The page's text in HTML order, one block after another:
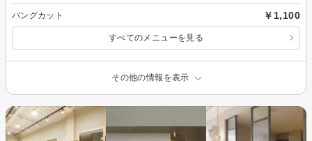
バングカット ￥1,100
すべてのメニューを見る
その他の情報を表示